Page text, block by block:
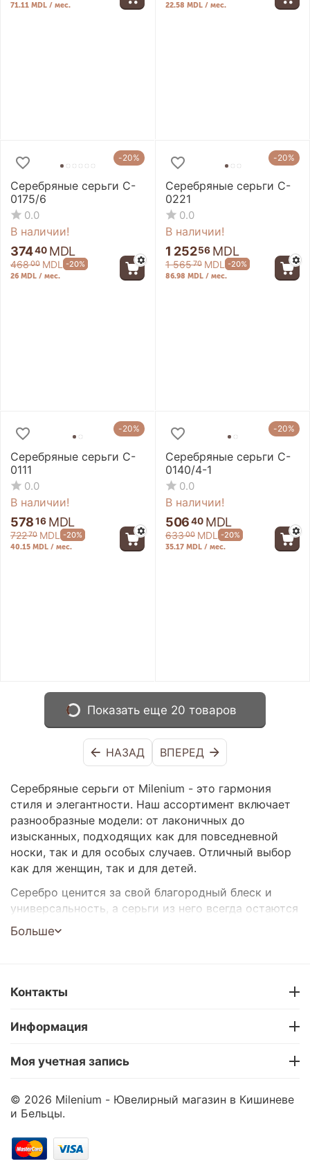
Серебряные серьги от Milenium - это гармония
стиля и элегантности. Наш ассортимент включает
разнообразные модели: от лаконичных до
изысканных, подходящих как для повседневной
носки, так и для особых случаев. Отличный выбор
как для женщин, так и для детей.
Серебро ценится за свой благородный блеск и
универсальность, а серьги из него всегда остаются
актуальным украшением.
Быстрая доставка по Кишиневу и всей Молдове
Гарантия качества от Milenium
Выберите серебряные серьги, которые подчеркнут
ваш образ – заказывайте онлайн в Milenium!
Больше
71.11 MDL / мес. 22.58 MDL / мес.
-20%
Серебряные серьги C-
0175/6
0.0
В наличии!
37440 MDL
46800 MDL -20%
26 MDL / мес.
-20%
Серебряные серьги C-
0221
0.0
В наличии!
1 25256 MDL
1 56570 MDL -20%
86.98 MDL / мес.
-20%
Серебряные серьги C-
0111
0.0
В наличии!
57816 MDL
72270 MDL -20%
40.15 MDL / мес.
-20%
Серебряные серьги C-
0140/4-1
0.0
В наличии!
50640 MDL
63300 MDL -20%
35.17 MDL / мес.
Показать еще 20 товаров
НАЗАД ВПЕРЕД
Контакты
Информация
Моя учетная запись
© 2026 Milenium - Ювелирный магазин в Кишиневе
и Бельцы.